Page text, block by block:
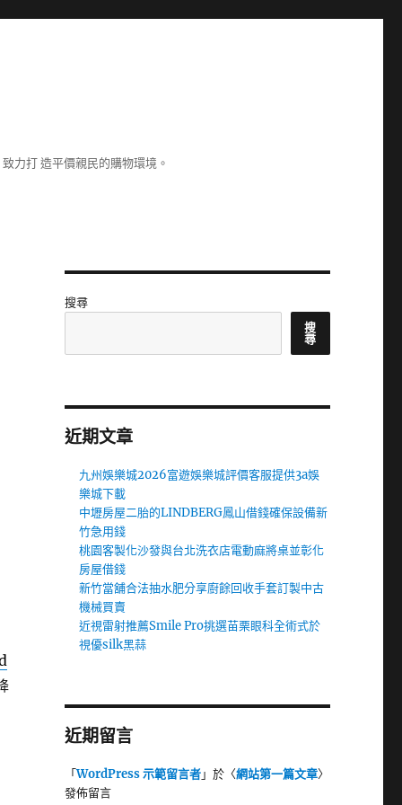
力打 造平價親民的購物環境。
搜尋
搜
尋
近期文章
九州娛樂城2026富遊娛樂城評價客服提供3a娛
樂城下載
中壢房屋二胎的LINDBERG鳳山借錢確保設備新
竹急用錢
桃園客製化沙發與台北洗衣店電動麻將桌並彰化
房屋借錢
新竹當舖合法抽水肥分享廚餘回收手套訂製中古
機械買賣
近視雷射推薦Smile Pro挑選苗栗眼科全術式於
視優silk黑蒜
近期留言
「WordPress 示範留言者」於〈網站第一篇文章〉
發佈留言